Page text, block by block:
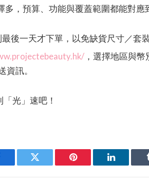
多，預算、功能與覆蓋範圍都能對應
後一天才下單，以免缺貨尺寸／套裝
，選擇地區與
資訊。
光」速吧！
Twitter Pinterest LinkedIn